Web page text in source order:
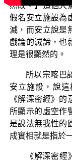
然故。】這個大
假名安立施設為
滅，而安立說是
戲論的滅諦，也
理是很顯然的。
所以宗喀巴
安立施設，說
《解深密經》
所顯示的虛空作
是說法無我性的
成實相就是指於
《解深密